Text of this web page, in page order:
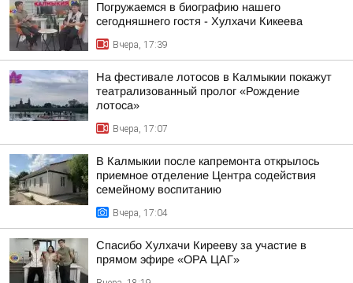
Погружаемся в биографию нашего
сегодняшнего гостя - Хулхачи Кикеева
Вчера, 17:39
На фестивале лотосов в Калмыкии покажут
театрализованный пролог «Рождение
лотоса»
Вчера, 17:07
В Калмыкии после капремонта открылось
приемное отделение Центра содействия
семейному воспитанию
Вчера, 17:04
Спасибо Хулхачи Кирееву за участие в
прямом эфире «ОРА ЦАГ»